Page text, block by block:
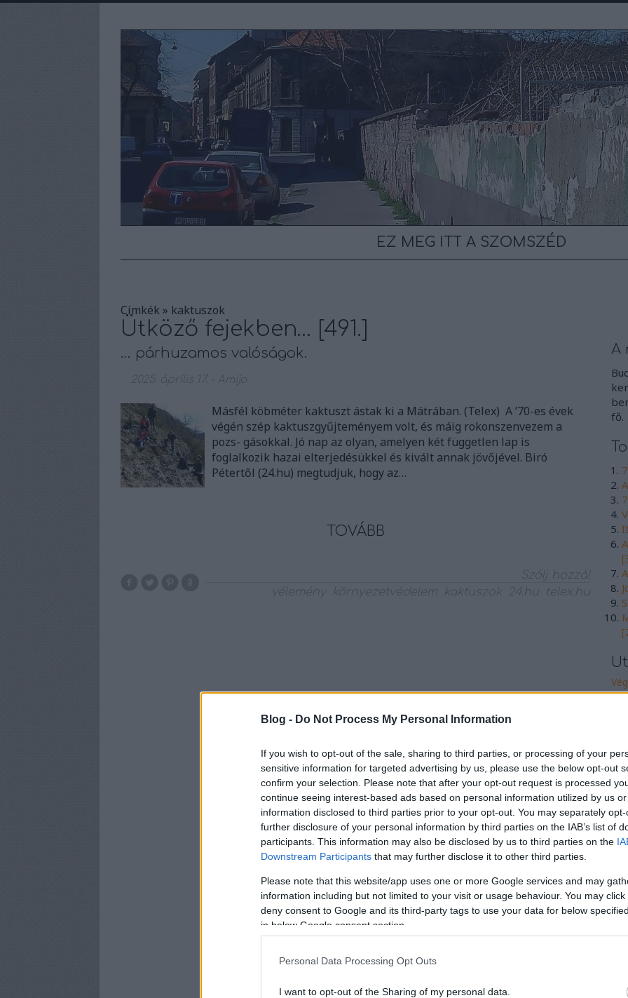
Blog - Do Not Process My Personal Information
If you wish to opt-out of the sale, sharing to third parties, or processing of your
sensitive information for targeted advertising by us, please use the below opt-out
confirm your selection. Please note that after your opt-out request is processed
continue seeing interest-based ads based on personal information utilized by us
information disclosed to third parties prior to your opt-out. You may separately
further disclosure of your personal information by third parties on the IAB’s list of
participants. This information may also be disclosed by us to third parties on the
Downstream Participants that may further disclose it to other third parties.
Please note that this website/app uses one or more Google services and may
information including but not limited to your visit or usage behaviour. You may
deny consent to Google and its third-party tags to use your data for below
in below Google consent section.
Personal Data Processing Opt Outs
I want to opt-out of the Sharing of my personal data.
EZ MEG ITT A SZOMSZÉD
Címkék» kaktuszok
Ütköző fejekben… [491.]
… párhuzamos valóságok.
2025. április 17. Amijo
Másfél köbméter kaktuszt ástak ki a Mátrában. (Telex) A ’70-es évek
végén szép kaktuszgyűjteményem volt, és máig rokonszenvezem a
pozs- gásokkal. Jó nap az olyan, amelyen két független lap is
foglalkozik hazai elterjedésükkel és kivált annak jövőjével. Biró
Pétertől (24.hu) megtudjuk, hogy az…
TOVÁBB
Szólj hozzá!
vélemény
környezetvédelem kaktuszok 24.hu telex.hu
A
fő.
A